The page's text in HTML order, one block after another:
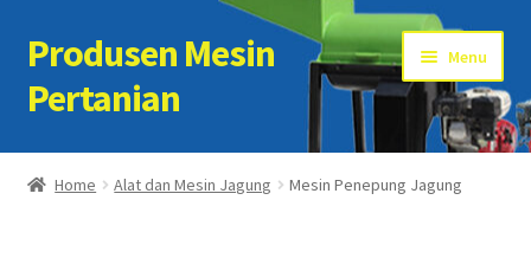
Skip
to
navigation
Skip
to
content
Produsen Mesin
Pertanian
Menu
Home
Home Alat dan Mesin Jagung Mesin Penepung Jagung